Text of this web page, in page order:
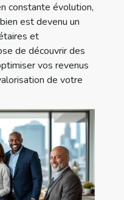
constante évolution,
est devenu un
et
de découvrir des
vos revenus
de votre